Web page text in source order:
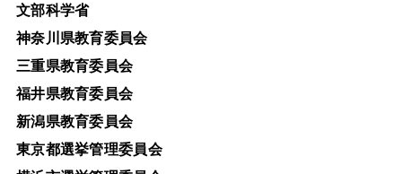
文部科学省
神奈川県教育委員会
三重県教育委員会
福井県教育委員会
新潟県教育委員会
東京都選挙管理委員会